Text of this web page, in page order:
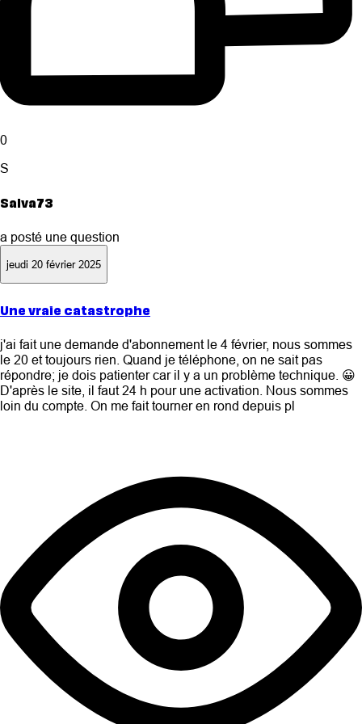
0
S
Salva73
a posté une question
jeudi 20 février 2025
Une vraie catastrophe
j'ai fait une demande d'abonnement le 4 février, nous sommes
le 20 et toujours rien. Quand je téléphone, on ne sait pas
répondre; je dois patienter car il y a un problème technique. 😀
D'après le site, il faut 24 h pour une activation. Nous sommes
loin du compte. On me fait tourner en rond depuis pl